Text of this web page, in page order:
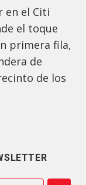
en el Citi
el toque
primera fila,
de
de los